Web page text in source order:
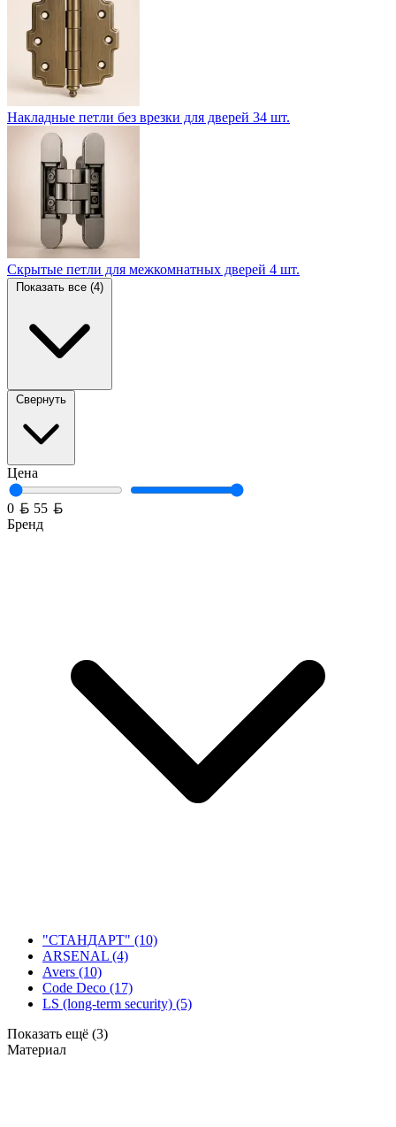
Накладные петли без врезки для дверей 34 шт.
Скрытые петли для межкомнатных дверей 4 шт.
Показать все (4)
Свернуть
Цена
0 Белорусский рубль
55
Бренд
"СТАНДАРТ" (10)
ARSENAL (4)
Avers (10)
Code Deco (17)
LS (long-term security) (5)
Показать ещё (3)
Материал